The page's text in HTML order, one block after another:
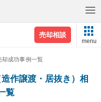
売却相談
menu
却成功事例一覧
作譲渡・居抜き）相
覧